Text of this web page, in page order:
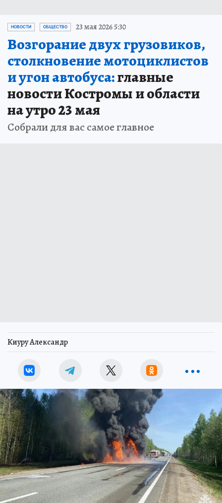
НОВОСТИ ОБЩЕСТВО 23 мая 2026 5:30
Возгорание двух грузовиков,
столкновение мотоциклистов
и угон автобуса:главные
новости Костромы и области
на утро 23 мая
Собрали для вас самое главное
Киуру Александр